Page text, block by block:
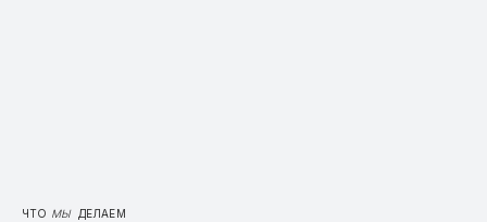
ЧТО МЫ ДЕЛАЕМ